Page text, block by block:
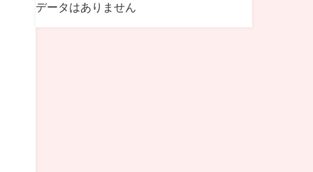
データはありません